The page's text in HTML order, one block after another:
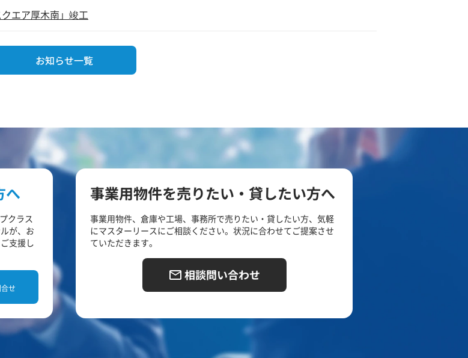
エア厚木南」竣工
お知らせ一覧
へ
クラス
が、お
支援し
せ
事業用物件を売りたい・貸したい方へ
事業用物件、倉庫や工場、事務所で売りたい・貸したい方、気軽
にマスターリースにご相談ください。状況に合わせてご提案させ
ていただきます。
相談問い合わせ